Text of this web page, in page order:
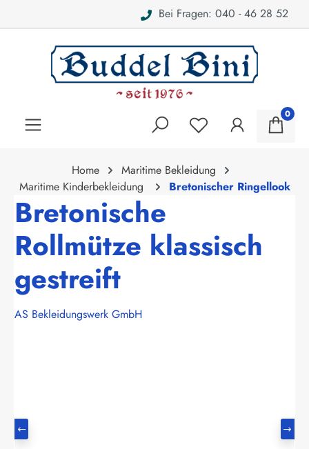
Bei Fragen: 040 - 46 28 52
0
Home
Maritime Bekleidung
Maritime Kinderbekleidung
Bretonischer Ringellook
Bretonische
Rollmütze klassisch
gestreift
AS Bekleidungswerk GmbH